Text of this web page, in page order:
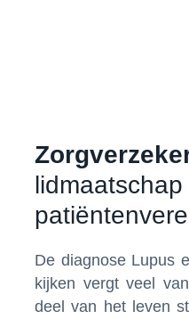
lidmaatschap
De diagnose Lupus
kijken vergt veel
deel van het leven